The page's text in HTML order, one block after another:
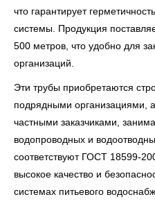
что гарантирует
системы. Продукция
500 метров, что удобно для
организаций.
Эти трубы приобретаются
подрядными организациями,
частными заказчиками,
водопроводных и
соответствуют ГОСТ 18599-
высокое качество и
системах питьевого